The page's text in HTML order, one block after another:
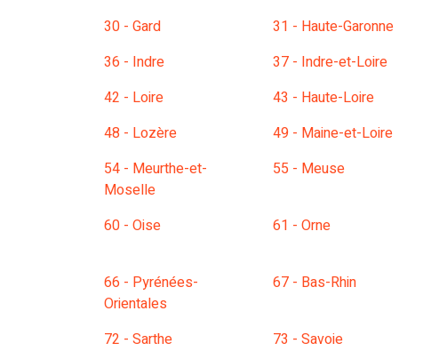
30 - Gard
31 - Haute-Garonne
36 - Indre
37 - Indre-et-Loire
42 - Loire
43 - Haute-Loire
48 - Lozère
49 - Maine-et-Loire
54 - Meurthe-et-
Moselle
55 - Meuse
60 - Oise 61 - Orne
66 - Pyrénées-
Orientales
67 - Bas-Rhin
72 - Sarthe 73 - Savoie